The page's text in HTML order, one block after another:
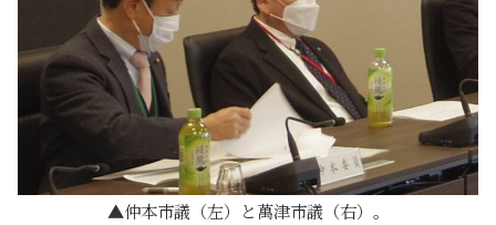
仲本市議（左）と萬津市議（右）。